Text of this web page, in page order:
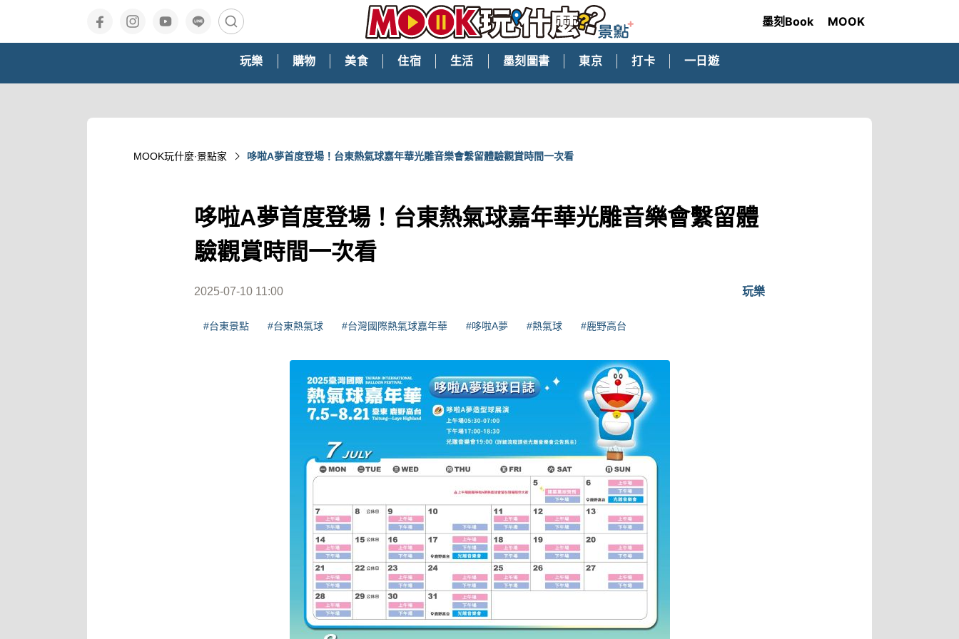
墨刻Book MOOK
玩樂 購物 美食 住宿 生活 墨刻圖書 東京 打卡 一日遊
MOOK玩什麼‧景點家 哆啦A夢首度登場！台東熱氣球嘉年華光雕音樂會繫留體驗觀賞時間一次看
哆啦A夢首度登場！台東熱氣球嘉年華光雕音樂會繫留體
驗觀賞時間一次看
2025-07-10 11:00 玩樂
#台東景點 #台東熱氣球 #台灣國際熱氣球嘉年華 #哆啦A夢 #熱氣球 #鹿野高台